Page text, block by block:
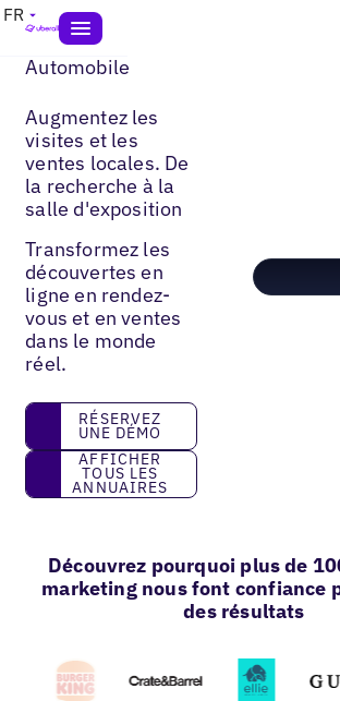
FR
Automobile
Augmentez les
visites et les
ventes locales. De
la recherche à la
salle d'exposition
Transformez les
découvertes en
ligne en rendez-
vous et en ventes
dans le monde
réel.
réservez une démo
RÉSERVEZ
UNE DÉMO
Afficher tous les annuaires
AFFICHER
TOUS LES
ANNUAIRES
Découvrez pourquoi plus de
marketing nous font confiance
des résultats